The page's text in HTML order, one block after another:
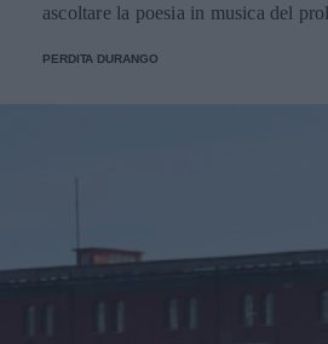
ascoltare la poesia in musica del
PERDITA DURANGO